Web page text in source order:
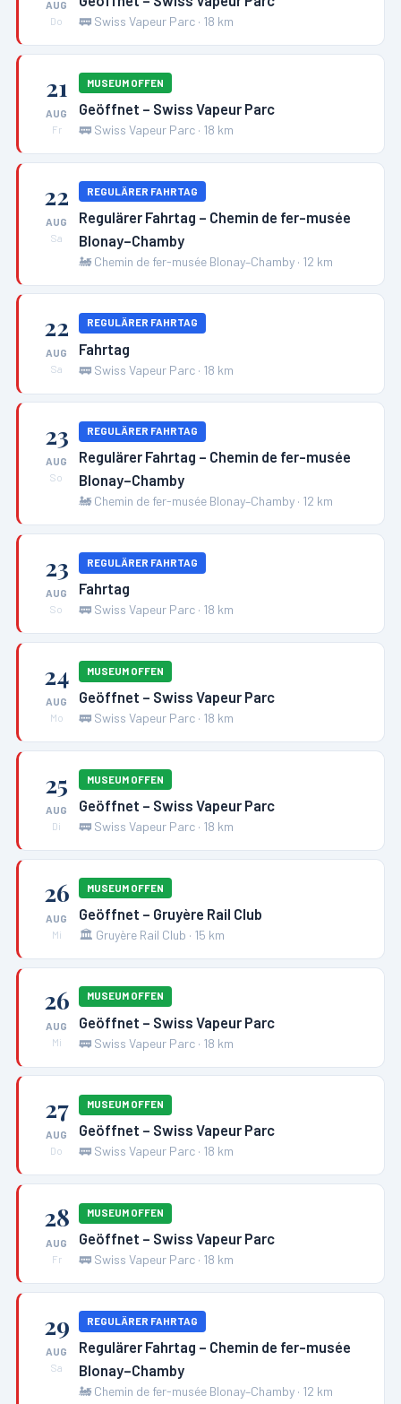
AUG
Do
🚃 Swiss Vapeur Parc · 18 km
21
AUG
Fr
MUSEUM OFFEN
Geöffnet – Swiss Vapeur Parc
🚃 Swiss Vapeur Parc · 18 km
22
AUG
Sa
REGULÄRER FAHRTAG
Regulärer Fahrtag – Chemin de fer-musée
Blonay–Chamby
🚂 Chemin de fer-musée Blonay–Chamby · 12 km
22
AUG
Sa
REGULÄRER FAHRTAG
Fahrtag
🚃 Swiss Vapeur Parc · 18 km
23
AUG
So
REGULÄRER FAHRTAG
Regulärer Fahrtag – Chemin de fer-musée
Blonay–Chamby
🚂 Chemin de fer-musée Blonay–Chamby · 12 km
23
AUG
So
REGULÄRER FAHRTAG
Fahrtag
🚃 Swiss Vapeur Parc · 18 km
24
AUG
Mo
MUSEUM OFFEN
Geöffnet – Swiss Vapeur Parc
🚃 Swiss Vapeur Parc · 18 km
25
AUG
Di
MUSEUM OFFEN
Geöffnet – Swiss Vapeur Parc
🚃 Swiss Vapeur Parc · 18 km
26
AUG
Mi
MUSEUM OFFEN
Geöffnet – Gruyère Rail Club
🏛️ Gruyère Rail Club · 15 km
26
AUG
Mi
MUSEUM OFFEN
Geöffnet – Swiss Vapeur Parc
🚃 Swiss Vapeur Parc · 18 km
27
AUG
Do
MUSEUM OFFEN
Geöffnet – Swiss Vapeur Parc
🚃 Swiss Vapeur Parc · 18 km
28
AUG
Fr
MUSEUM OFFEN
Geöffnet – Swiss Vapeur Parc
🚃 Swiss Vapeur Parc · 18 km
29
AUG
Sa
REGULÄRER FAHRTAG
Regulärer Fahrtag – Chemin de fer-musée
Blonay–Chamby
🚂 Chemin de fer-musée Blonay–Chamby · 12 km